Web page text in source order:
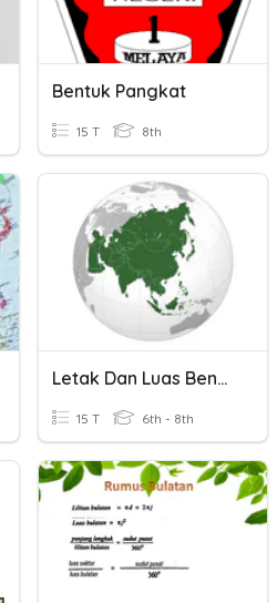
Bentuk Pangkat
15 T 8th
Letak Dan Luas Benua
15 T 6th - 8th